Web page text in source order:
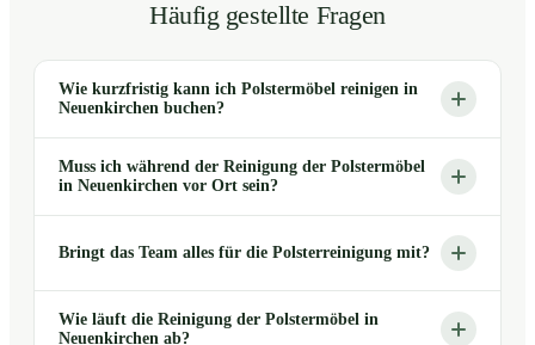
Häufig gestellte Fragen
Wie kurzfristig kann ich Polstermöbel reinigen in
Neuenkirchen buchen?
Muss ich während der Reinigung der Polstermöbel
in Neuenkirchen vor Ort sein?
Bringt das Team alles für die Polsterreinigung mit?
Wie läuft die Reinigung der Polstermöbel in
Neuenkirchen ab?